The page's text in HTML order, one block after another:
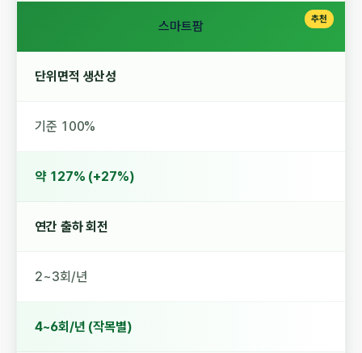
스마트팜
단위면적 생산성
기준 100%
약 127% (+27%)
연간 출하 회전
2~3회/년
4~6회/년 (작목별)